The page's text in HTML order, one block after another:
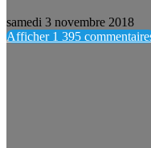
samedi 3 novembre 2018
Afficher 1 395